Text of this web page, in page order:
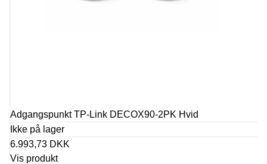
Adgangspunkt TP-Link DECOX90-2PK Hvid
Ikke på lager
6.993,73 DKK
Vis produkt